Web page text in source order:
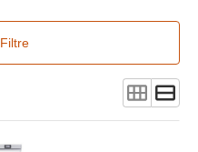
Filtre